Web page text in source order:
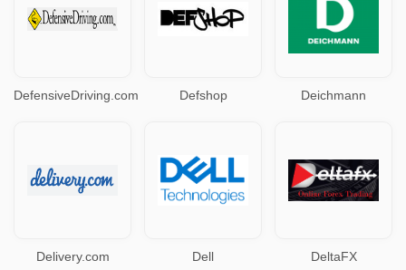
DefensiveDriving.com Defshop Deichmann
Delivery.com Dell DeltaFX